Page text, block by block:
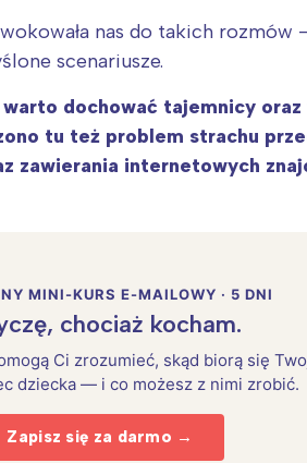
nas do takich rozmów
scenariusze.
dochować tajemnicy oraz
tu też problem strachu
zawierania internetowych
MINI-KURS E-MAILOWY · 5 DNI
chociaż kocham.
Ci zrozumieć, skąd biorą się
dziecka — i co możesz z nimi zrobić.
Zapisz się za darmo →